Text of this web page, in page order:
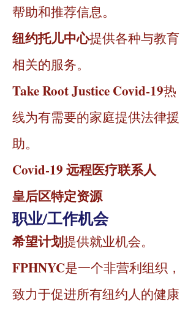
帮助和推荐信息。
纽约托儿中心提供各种与教育
相关的服务。
Take Root Justice Covid-19热
线为有需要的家庭提供法律援
助。
Covid-19 远程医疗联系人
皇后区特定资源
职业/工作机会
希望计划提供就业机会。
FPHNYC是一个非营利组织，
致力于促进所有纽约人的健康